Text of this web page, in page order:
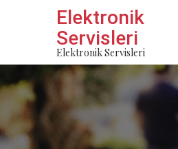
Elektronik
Servisleri
Elektronik Servisleri